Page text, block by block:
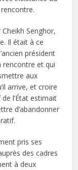
Senghor,
Il était à ce
président
rencontre et qui
aux
arrive, et croire
l’État estimait
d’abandonner
pris ses
des cadres
à deux